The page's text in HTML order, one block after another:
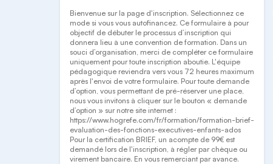
Bienvenue sur la page d'inscription. Sélectionnez ce
mode si vous vous autofinancez. Ce formulaire à pour
objectif de débuter le processus d’inscription qui
donnera lieu à une convention de formation. Dans un
souci d’organisation, merci de compléter ce formulaire
uniquement pour toute inscription aboutie. L'équipe
pédagogique reviendra vers vous 72 heures maximum
après l'envoi de votre formulaire. Pour toute demande
d’option, vous permettant de pré-réserver une place,
nous vous invitons à cliquer sur le bouton « demande
d’option » sur notre site internet :
https://www.hogrefe.com/fr/formation/formation-brief-
evaluation-des-fonctions-executives-enfants-ados
Pour la certification BRIEF, un acompte de 99€ est
demandé lors de l'inscription, à régler par chèque ou
virement bancaire. En vous remerciant par avance.